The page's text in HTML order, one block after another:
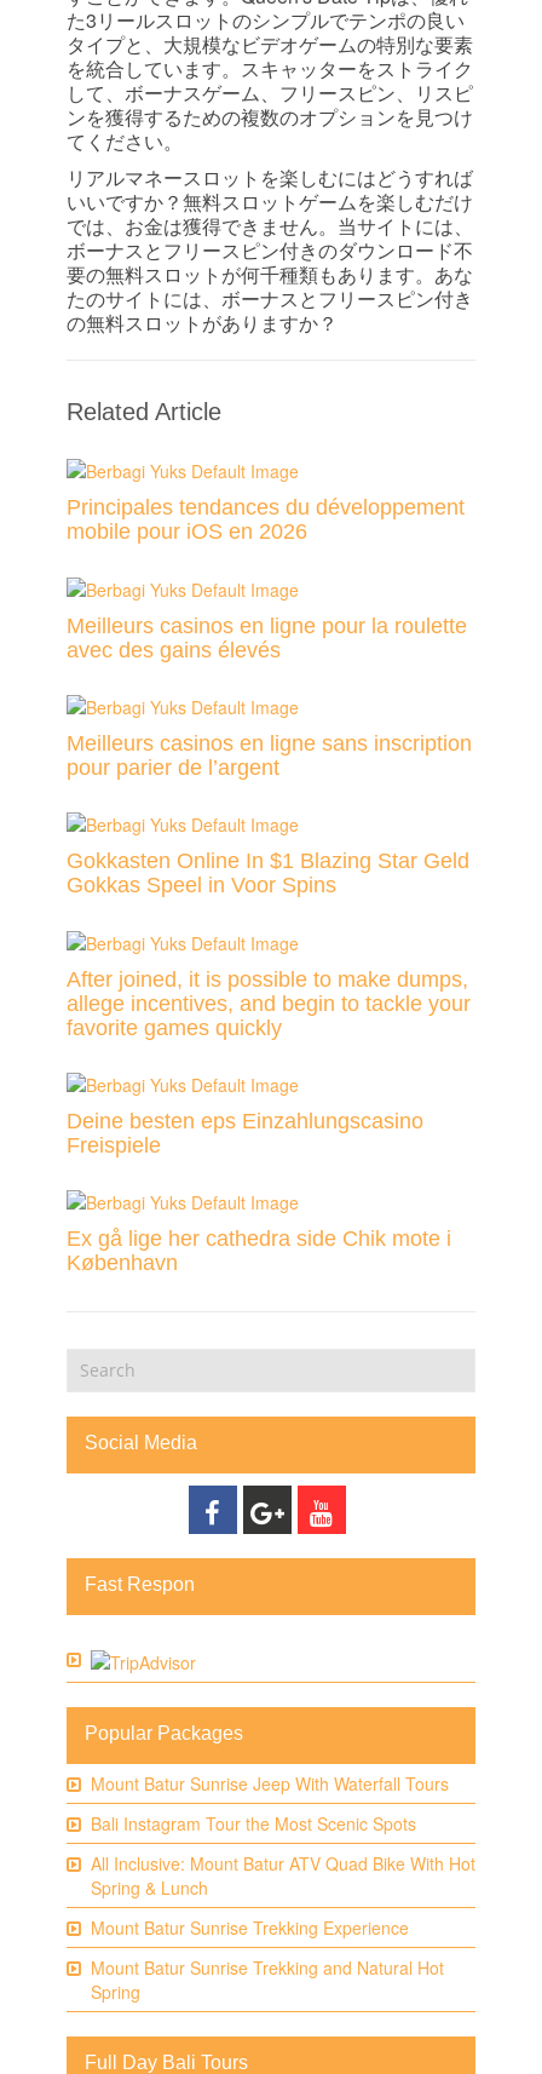
た3リールスロットのシンプルでテンポの良い
タイプと、大規模なビデオゲームの特別な要素
を統合しています。スキャッターをストライク
して、ボーナスゲーム、フリースピン、リスピ
ンを獲得するための複数のオプションを見つけ
てください。
リアルマネースロットを楽しむにはどうすれば
いいですか？無料スロットゲームを楽しむだけ
では、お金は獲得できません。当サイトには、
ボーナスとフリースピン付きのダウンロード不
要の無料スロットが何千種類もあります。あな
たのサイトには、ボーナスとフリースピン付き
の無料スロットがありますか？
Related Article
Principales tendances du développement
mobile pour iOS en 2026
Meilleurs casinos en ligne pour la roulette
avec des gains élevés
Meilleurs casinos en ligne sans inscription
pour parier de l’argent
Gokkasten Online In $1 Blazing Star Geld
Gokkas Speel in Voor Spins
After joined, it is possible to make dumps,
allege incentives, and begin to tackle your
favorite games quickly
Deine besten eps Einzahlungscasino
Freispiele
Ex gå lige her cathedra side Chik mote i
København
Social Media
Fast Respon
Popular Packages
Mount Batur Sunrise Jeep With Waterfall Tours
Bali Instagram Tour the Most Scenic Spots
All Inclusive: Mount Batur ATV Quad Bike With Hot
Spring & Lunch
Mount Batur Sunrise Trekking Experience
Mount Batur Sunrise Trekking and Natural Hot
Spring
Full Day Bali Tours